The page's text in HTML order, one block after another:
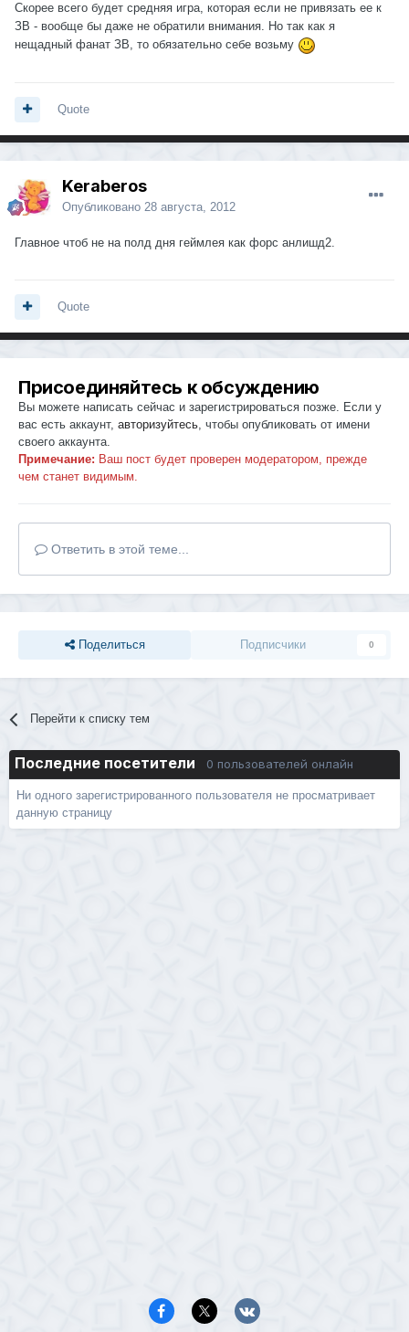
Скорее всего будет средняя игра, которая если не привязать ее к
ЗВ - вообще бы даже не обратили внимания. Но так как я
нещадный фанат ЗВ, то обязательно себе возьму
Quote
Keraberos
Опубликовано 28 августа, 2012
Главное чтоб не на полд дня геймлея как форс анлишд2.
Quote
Присоединяйтесь к обсуждению
Вы можете написать сейчас и зарегистрироваться позже. Если у
вас есть аккаунт, авторизуйтесь, чтобы опубликовать от имени
своего аккаунта.
Примечание: Ваш пост будет проверен модератором, прежде
чем станет видимым.
Ответить в этой теме...
Поделиться Подписчики 0
Перейти к списку тем
Последние посетители 0 пользователей онлайн
Ни одного зарегистрированного пользователя не просматривает
данную страницу